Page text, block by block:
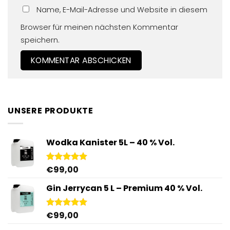
Name, E-Mail-Adresse und Website in diesem
Browser für meinen nächsten Kommentar
speichern.
UNSERE PRODUKTE
Wodka Kanister 5L – 40 % Vol.
Bewertet
von 5
€99,00
Gin Jerrycan 5 L – Premium 40 % Vol.
Bewertet
€99,00